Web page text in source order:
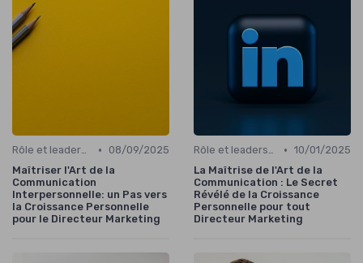
Rôle et leadership du directeur marketing •
08/09/2025
Maîtriser l'Art de la
Communication
Interpersonnelle: un Pas vers
la Croissance Personnelle
pour le Directeur Marketing
Rôle et leadership du directeur marketing • 10/01/2025
La Maîtrise de l'Art de la
Communication : Le Secret
Révélé de la Croissance
Personnelle pour tout
Directeur Marketing